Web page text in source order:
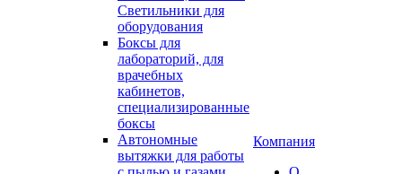
Светильники для
оборудования
Боксы для
лабораторий, для
врачебных
кабинетов,
специализированные
боксы
Автономные
вытяжки для работы
Компания